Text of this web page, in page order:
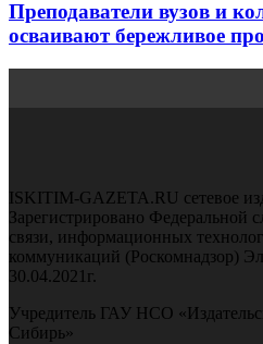
Преподаватели вузов и
осваивают бережливое
ISKITIM-GAZETA.RU сетевое
Зарегистрировано Федеральной
связи, информационных
коммуникаций (Роскомнадзор)
30.04.2021г.
Учредитель ГАУ НСО
Сибирь»